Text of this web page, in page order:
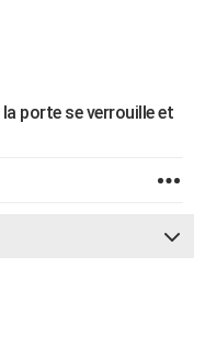
porte se verrouille et